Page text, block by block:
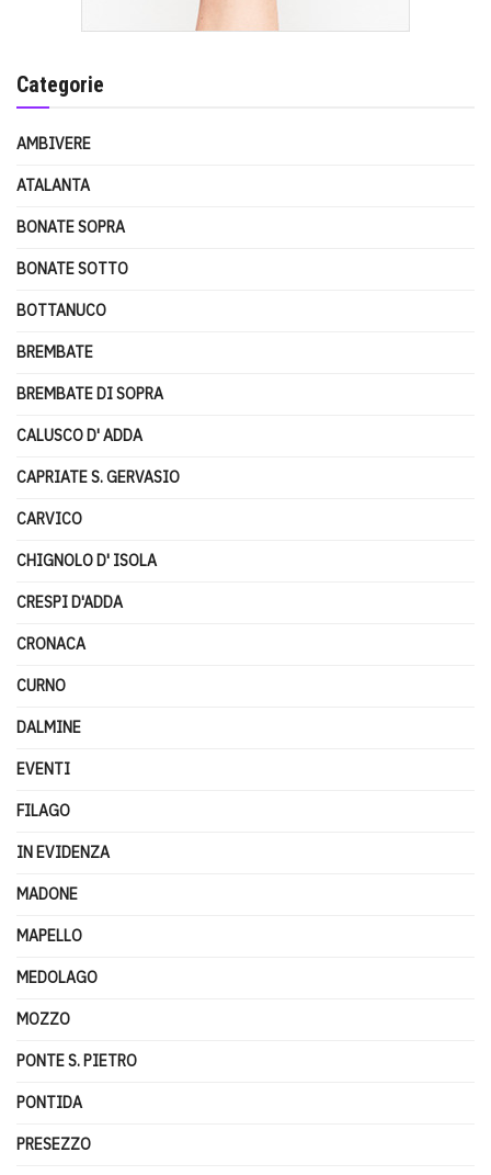
Categorie
AMBIVERE
ATALANTA
BONATE SOPRA
BONATE SOTTO
BOTTANUCO
BREMBATE
BREMBATE DI SOPRA
CALUSCO D' ADDA
CAPRIATE S. GERVASIO
CARVICO
CHIGNOLO D' ISOLA
CRESPI D'ADDA
CRONACA
CURNO
DALMINE
EVENTI
FILAGO
IN EVIDENZA
MADONE
MAPELLO
MEDOLAGO
MOZZO
PONTE S. PIETRO
PONTIDA
PRESEZZO